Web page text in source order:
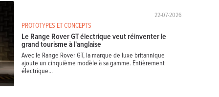
22-07-2026
PROTOTYPES ET CONCEPTS
Le Range Rover GT électrique veut réinventer le
grand tourisme à l'anglaise
Avec le Range Rover GT, la marque de luxe britannique
ajoute un cinquième modèle à sa gamme. Entièrement
électrique...